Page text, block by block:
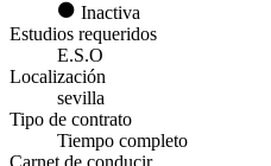
Inactiva
Estudios requeridos
E.S.O
Localización
sevilla
Tipo de contrato
Tiempo completo
Carnet de conducir